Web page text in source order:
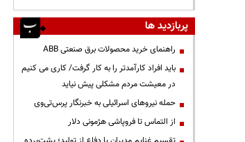
پربازدید ها
راهنمای خرید محصولات برق صنعتی ABB
باید افراد کارآمدتر را به کار گرفت/ کاری می کنیم
در معیشت مردم مشکلی پیش نیاید
حمله نیروهای اسرائیلی به خبرنگار پرس‌تی‌وی
از التماس تا فروپاشی هژمونی دلار